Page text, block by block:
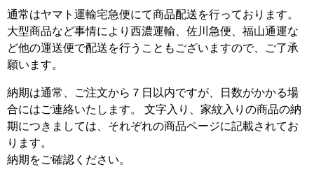
通常はヤマト運輸宅急便にて商品配送を行っております。
大型商品など事情により西濃運輸、佐川急便、福山通運な
ど他の運送便で配送を行うこともございますので、ご了承
願います。
納期は通常、ご注文から７日以内ですが、日数がかかる場
合にはご連絡いたします。 文字入り、家紋入りの商品の納
期につきましては、それぞれの商品ページに記載されてお
ります。
納期をご確認ください。